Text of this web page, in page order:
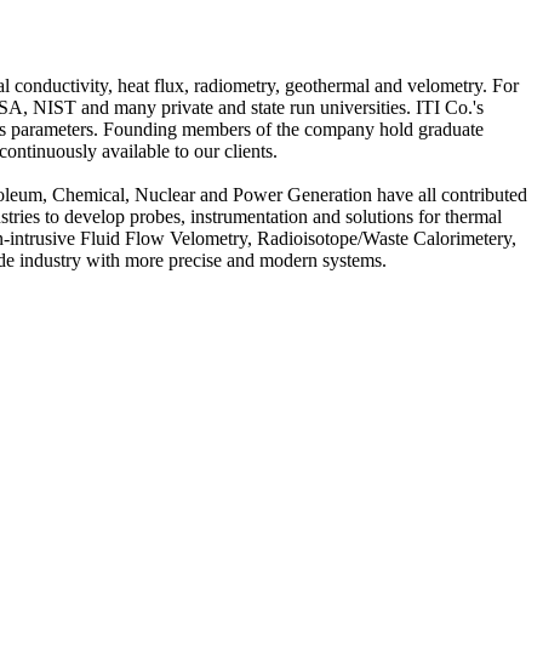
conductivity, heat flux, radiometry, geothermal and velometry. For
NIST and many private and state run universities. ITI Co.'s
Founding members of the company hold graduate
available to our clients.
Chemical, Nuclear and Power Generation have all contributed
to develop probes, instrumentation and solutions for thermal
Fluid Flow Velometry, Radioisotope/Waste Calorimetery,
industry with more precise and modern systems.